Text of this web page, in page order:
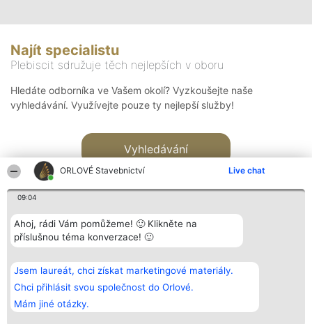
ORLOVÉ Stavebnictví Live chat
09:04
Ahoj, rádi Vám pomůžeme! 🙂 Klikněte na
příslušnou téma konverzace! 🙂
Jsem laureát, chci získat marketingové materiály.
Chci přihlásit svou společnost do Orlové.
Mám jiné otázky.
Najít specialistu
Plebiscit sdružuje těch nejlepších v oboru
Hledáte odborníka ve Vašem okolí? Vyzkoušejte naše
vyhledávání. Využívejte pouze ty nejlepší služby!
Vyhledávání
Bright Side Solutions sp. z o.
o. sp. k.
ul. Ruska 22
Wrocław 50-079
KRS 0000749100 | Regon
381313360 | NIP 8943132676
Vítězové
Seznam všech
laureátů
Zásady
Zásady
Kontakt